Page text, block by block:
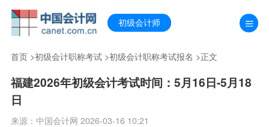
初级会计师
首页>初级会计职称考试>初级会计职称考试报名 >正文
福建2026年初级会计考试时间：5月16日-5月18
日
来源：中国会计网 2026-03-16 10:21